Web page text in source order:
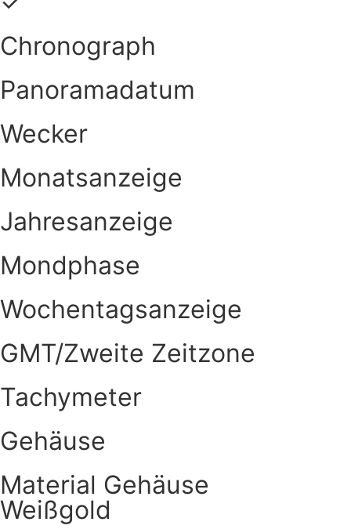
Chronograph
Panoramadatum
Wecker
Monatsanzeige
Jahresanzeige
Mondphase
Wochentagsanzeige
GMT/Zweite Zeitzone
Tachymeter
Gehäuse
Material Gehäuse
Weißgold